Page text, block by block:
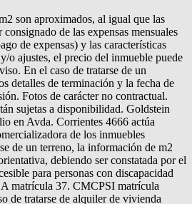
son aproximados, al igual que las
de las expensas mensuales
de expensas) y las características
o ajustes, el precio del inmueble puede
En el caso de tratarse de un
detalles de terminación y la fecha de
Fotos de carácter no contractual.
sujetas a disponibilidad. Goldstein
en Avda. Corrientes 4666 actúa
de los inmuebles
de un terreno, la información de m2
debiendo ser constatada por el
para personas con discapacidad
matrícula 37. CMCPSI matrícula
de tratarse de alquiler de vivienda